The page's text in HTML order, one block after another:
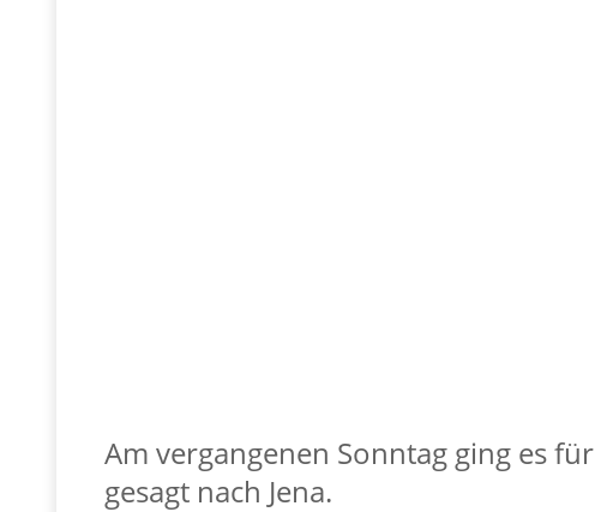
Am vergangenen Sonntag ging es
gesagt nach Jena.